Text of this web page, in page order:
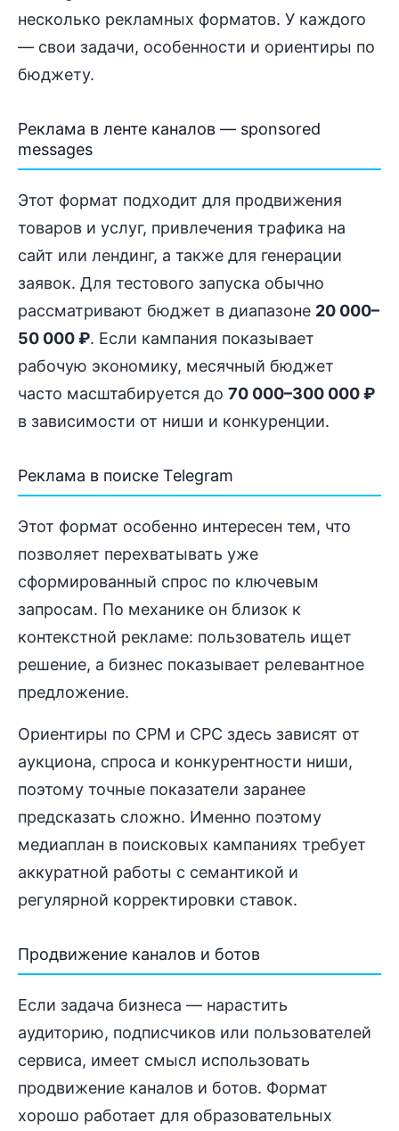
несколько рекламных форматов. У каждого
— свои задачи, особенности и ориентиры по
бюджету.
Реклама в ленте каналов — sponsored
messages
Этот формат подходит для продвижения
товаров и услуг, привлечения трафика на
сайт или лендинг, а также для генерации
заявок. Для тестового запуска обычно
рассматривают бюджет в диапазоне 20 000–
50 000 ₽. Если кампания показывает
рабочую экономику, месячный бюджет
часто масштабируется до 70 000–300 000 ₽
в зависимости от ниши и конкуренции.
Реклама в поиске Telegram
Этот формат особенно интересен тем, что
позволяет перехватывать уже
сформированный спрос по ключевым
запросам. По механике он близок к
контекстной рекламе: пользователь ищет
решение, а бизнес показывает релевантное
предложение.
Ориентиры по CPM и CPC здесь зависят от
аукциона, спроса и конкурентности ниши,
поэтому точные показатели заранее
предсказать сложно. Именно поэтому
медиаплан в поисковых кампаниях требует
аккуратной работы с семантикой и
регулярной корректировки ставок.
Продвижение каналов и ботов
Если задача бизнеса — нарастить
аудиторию, подписчиков или пользователей
сервиса, имеет смысл использовать
продвижение каналов и ботов. Формат
хорошо работает для образовательных